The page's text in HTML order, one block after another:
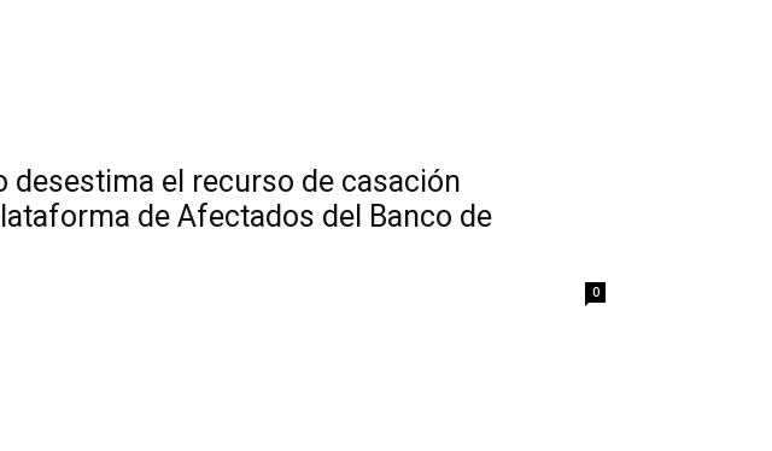
desestima el recurso de casación
de Afectados del Banco de
0